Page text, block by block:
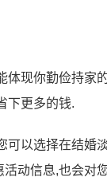
体现你勤俭持家
下更多的钱.
可以选择在结婚
动信息,也会对